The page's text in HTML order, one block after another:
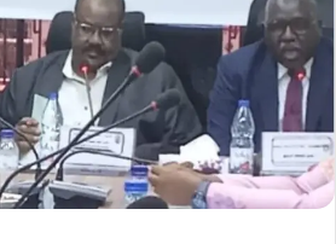
ي
ل
ك
ت